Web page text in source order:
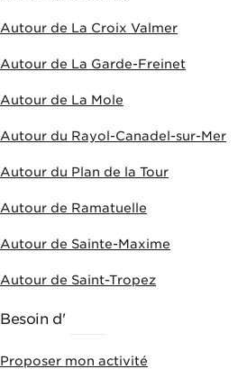
Autour de La Croix Valmer
Autour de La Garde-Freinet
Autour de La Mole
Autour du Rayol-Canadel-sur-Mer
Autour du Plan de la Tour
Autour de Ramatuelle
Autour de Sainte-Maxime
Autour de Saint-Tropez
Besoin d'
Proposer mon activité